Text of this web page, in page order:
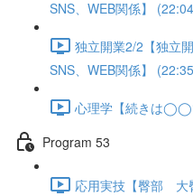
SNS、WEB関係】
独立開業2/2【独立
SNS、WEB関係】
心理学【続きは◯◯
Program 53
応用実技【臀部 大